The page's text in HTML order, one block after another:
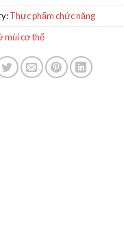
Thực phẩm chức năng
mùi cơ thể